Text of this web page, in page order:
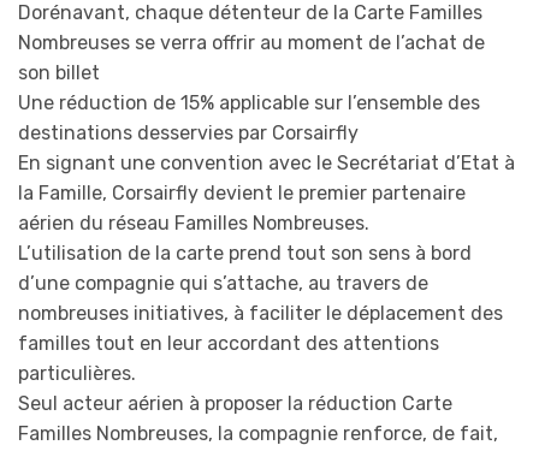
Dorénavant, chaque détenteur de la Carte Familles
Nombreuses se verra offrir au moment de l’achat de
son billet
Une réduction de 15% applicable sur l’ensemble des
destinations desservies par Corsairfly
En signant une convention avec le Secrétariat d’Etat à
la Famille, Corsairfly devient le premier partenaire
aérien du réseau Familles Nombreuses.
L’utilisation de la carte prend tout son sens à bord
d’une compagnie qui s’attache, au travers de
nombreuses initiatives, à faciliter le déplacement des
familles tout en leur accordant des attentions
particulières.
Seul acteur aérien à proposer la réduction Carte
Familles Nombreuses, la compagnie renforce, de fait,